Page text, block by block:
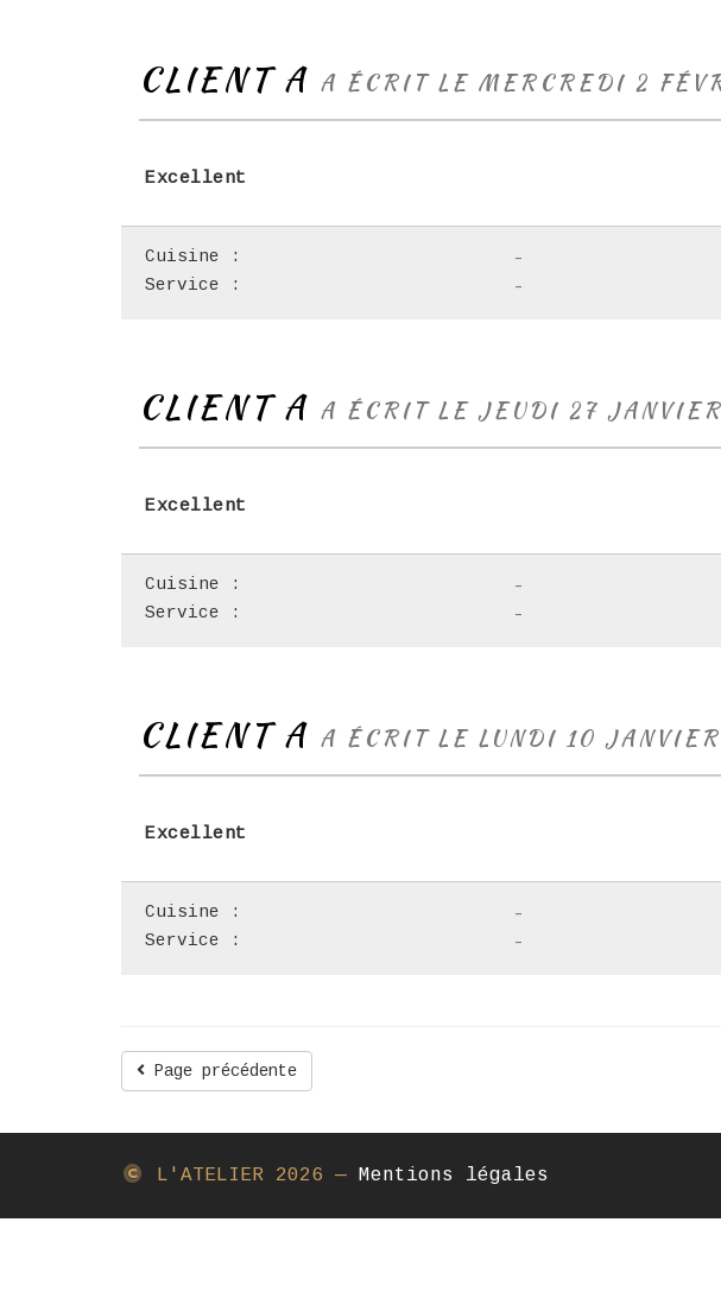
CLIENT A A ÉCRIT LE MERCREDI 2
Excellent
-
Cuisine :
-
Service :
CLIENT A A ÉCRIT LE JEUDI 27
Excellent
-
Cuisine :
-
Service :
CLIENT A A ÉCRIT LE LUNDI 10
Excellent
-
Cuisine :
-
Service :
Page précédente
L'ATELIER 2026 — Mentions légales